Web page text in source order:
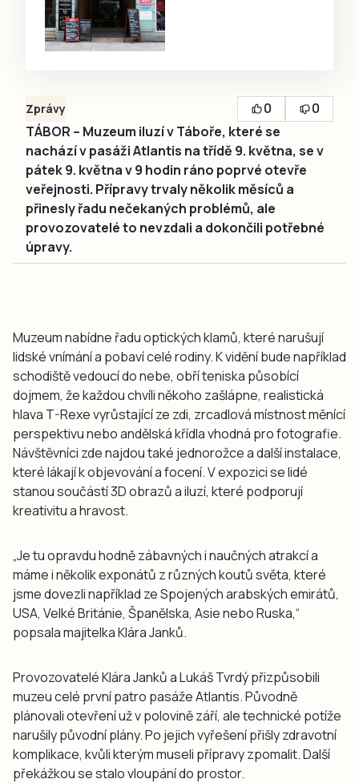
Zprávy 0
0
TÁBOR – Muzeum iluzí v Táboře, které se
nachází v pasáži Atlantis na třídě 9. května, se v
pátek 9. května v 9 hodin ráno poprvé otevře
veřejnosti. Přípravy trvaly několik měsíců a
přinesly řadu nečekaných problémů, ale
provozovatelé to nevzdali a dokončili potřebné
úpravy.
Muzeum nabídne řadu optických klamů, které narušují
lidské vnímání a pobaví celé rodiny. K vidění bude například
schodiště vedoucí do nebe, obří teniska působící
dojmem, že každou chvíli někoho zašlápne, realistická
hlava T-Rexe vyrůstající ze zdi, zrcadlová místnost měnící
perspektivu nebo andělská křídla vhodná pro fotografie.
Návštěvníci zde najdou také jednorožce a další instalace,
které lákají k objevování a focení. V expozici se lidé
stanou součástí 3D obrazů a iluzí, které podporují
kreativitu a hravost.
„Je tu opravdu hodně zábavných i naučných atrakcí a
máme i několik exponátů z různých koutů světa, které
jsme dovezli například ze Spojených arabských emirátů,
USA, Velké Británie, Španělska, Asie nebo Ruska,“
popsala majitelka Klára Janků.
Provozovatelé Klára Janků a Lukáš Tvrdý přizpůsobili
muzeu celé první patro pasáže Atlantis. Původně
plánovali otevření už v polovině září, ale technické potíže
narušily původní plány. Po jejich vyřešení přišly zdravotní
komplikace, kvůli kterým museli přípravy zpomalit. Další
překážkou se stalo vloupání do prostor.